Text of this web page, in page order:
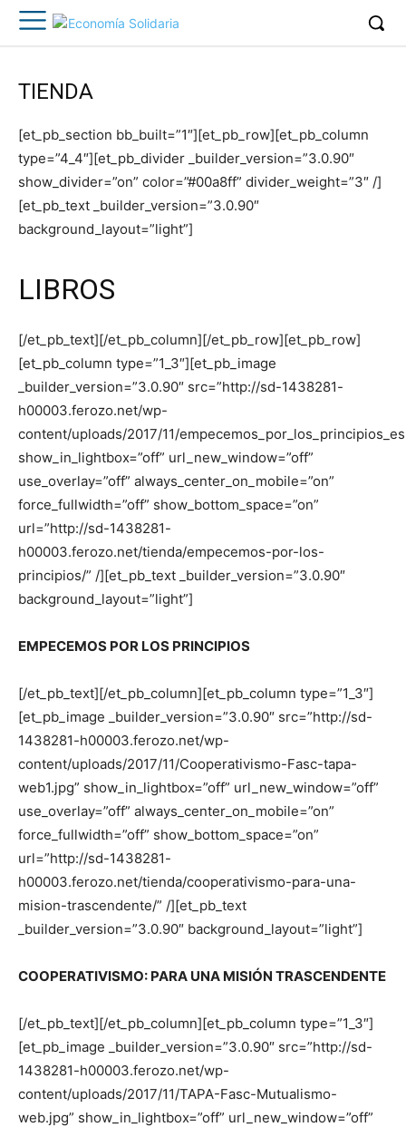
TIENDA
[et_pb_section bb_built=”1″][et_pb_row][et_pb_column
type=”4_4″][et_pb_divider _builder_version=”3.0.90″
show_divider=”on” color=”#00a8ff” divider_weight=”3″ /]
[et_pb_text _builder_version=”3.0.90″
background_layout=”light”]
LIBROS
[/et_pb_text][/et_pb_column][/et_pb_row][et_pb_row]
[et_pb_column type=”1_3″][et_pb_image
_builder_version=”3.0.90″ src=”http://sd-1438281-
h00003.ferozo.net/wp-
content/uploads/2017/11/
show_in_lightbox=”off” url_new_window=”off”
use_overlay=”off” always_center_on_mobile=”on”
force_fullwidth=”off” show_bottom_space=”on”
url=”http://sd-1438281-
h00003.ferozo.net/tienda/empecemos-por-los-
principios/” /][et_pb_text _builder_version=”3.0.90″
background_layout=”light”]
EMPECEMOS POR LOS PRINCIPIOS
[/et_pb_text][/et_pb_column][et_pb_column type=”1_3″]
[et_pb_image _builder_version=”3.0.90″ src=”http://sd-
1438281-h00003.ferozo.net/wp-
content/uploads/2017/11/Cooperativismo-Fasc-tapa-
web1.jpg” show_in_lightbox=”off” url_new_window=”off”
use_overlay=”off” always_center_on_mobile=”on”
force_fullwidth=”off” show_bottom_space=”on”
url=”http://sd-1438281-
h00003.ferozo.net/tienda/cooperativismo-para-una-
mision-trascendente/” /][et_pb_text
_builder_version=”3.0.90″ background_layout=”light”]
COOPERATIVISMO: PARA UNA MISIÓN TRASCENDENTE
[/et_pb_text][/et_pb_column][et_pb_column type=”1_3″]
[et_pb_image _builder_version=”3.0.90″ src=”http://sd-
1438281-h00003.ferozo.net/wp-
content/uploads/2017/11/TAPA-Fasc-Mutualismo-
web.jpg” show_in_lightbox=”off” url_new_window=”off”